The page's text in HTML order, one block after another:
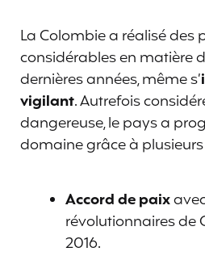
La Colombie a réalisé des
considérables en matière
dernières années, même s’
vigilant. Autrefois
dangereuse, le pays a
domaine grâce à
Accord de paix
révolutionnaires de
2016.